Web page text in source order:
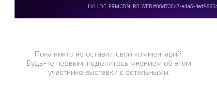
Пока никто не оставил свой комментарий.
Будь-те первым, поделитесь мнением об этом
участнике выставки с остальными.